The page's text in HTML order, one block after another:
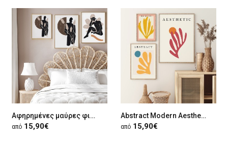
Αφηρημένες μαύρες φιγούρες
από 15,90€
Abstract Modern Aesthetic
από 15,90€